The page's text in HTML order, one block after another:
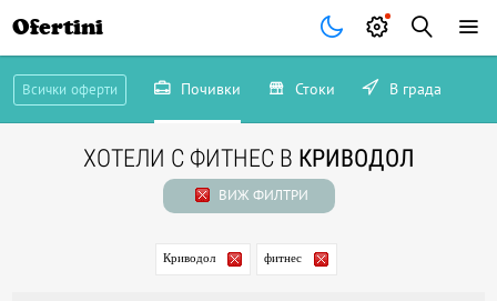
Ofertini
Всички оферти Почивки Стоки В града
ХОТЕЛИ С ФИТНЕС В КРИВОДОЛ
ВИЖ ФИЛТРИ
Криводол фитнес